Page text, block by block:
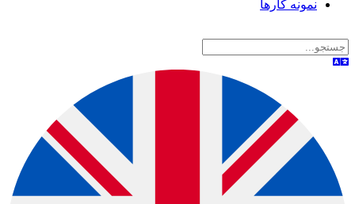
نمونه کارها